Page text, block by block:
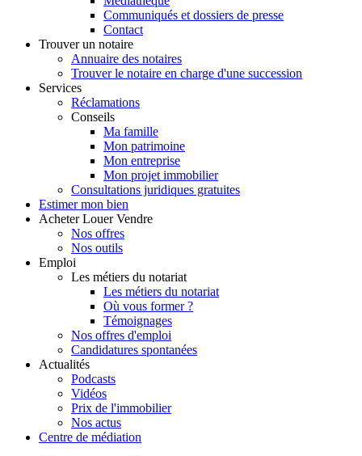
Communiqués et dossiers de presse
Contact
Trouver un notaire
Annuaire des notaires
Trouver le notaire en charge d'une succession
Services
Réclamations
Conseils
Ma famille
Mon patrimoine
Mon entreprise
Mon projet immobilier
Consultations juridiques gratuites
Estimer mon bien
Acheter Louer Vendre
Nos offres
Nos outils
Emploi
Les métiers du notariat
Les métiers du notariat
Où vous former ?
Témoignages
Nos offres d'emploi
Candidatures spontanées
Actualités
Podcasts
Vidéos
Prix de l'immobilier
Nos actus
Centre de médiation